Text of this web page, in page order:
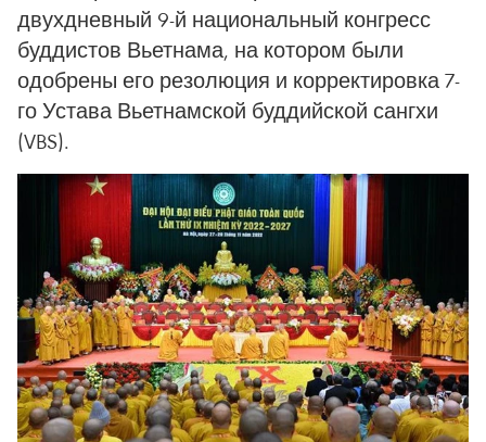
двухдневный 9-й национальный конгресс
буддистов Вьетнама, на котором были
одобрены его резолюция и корректировка 7-
го Устава Вьетнамской буддийской сангхи
(VBS).